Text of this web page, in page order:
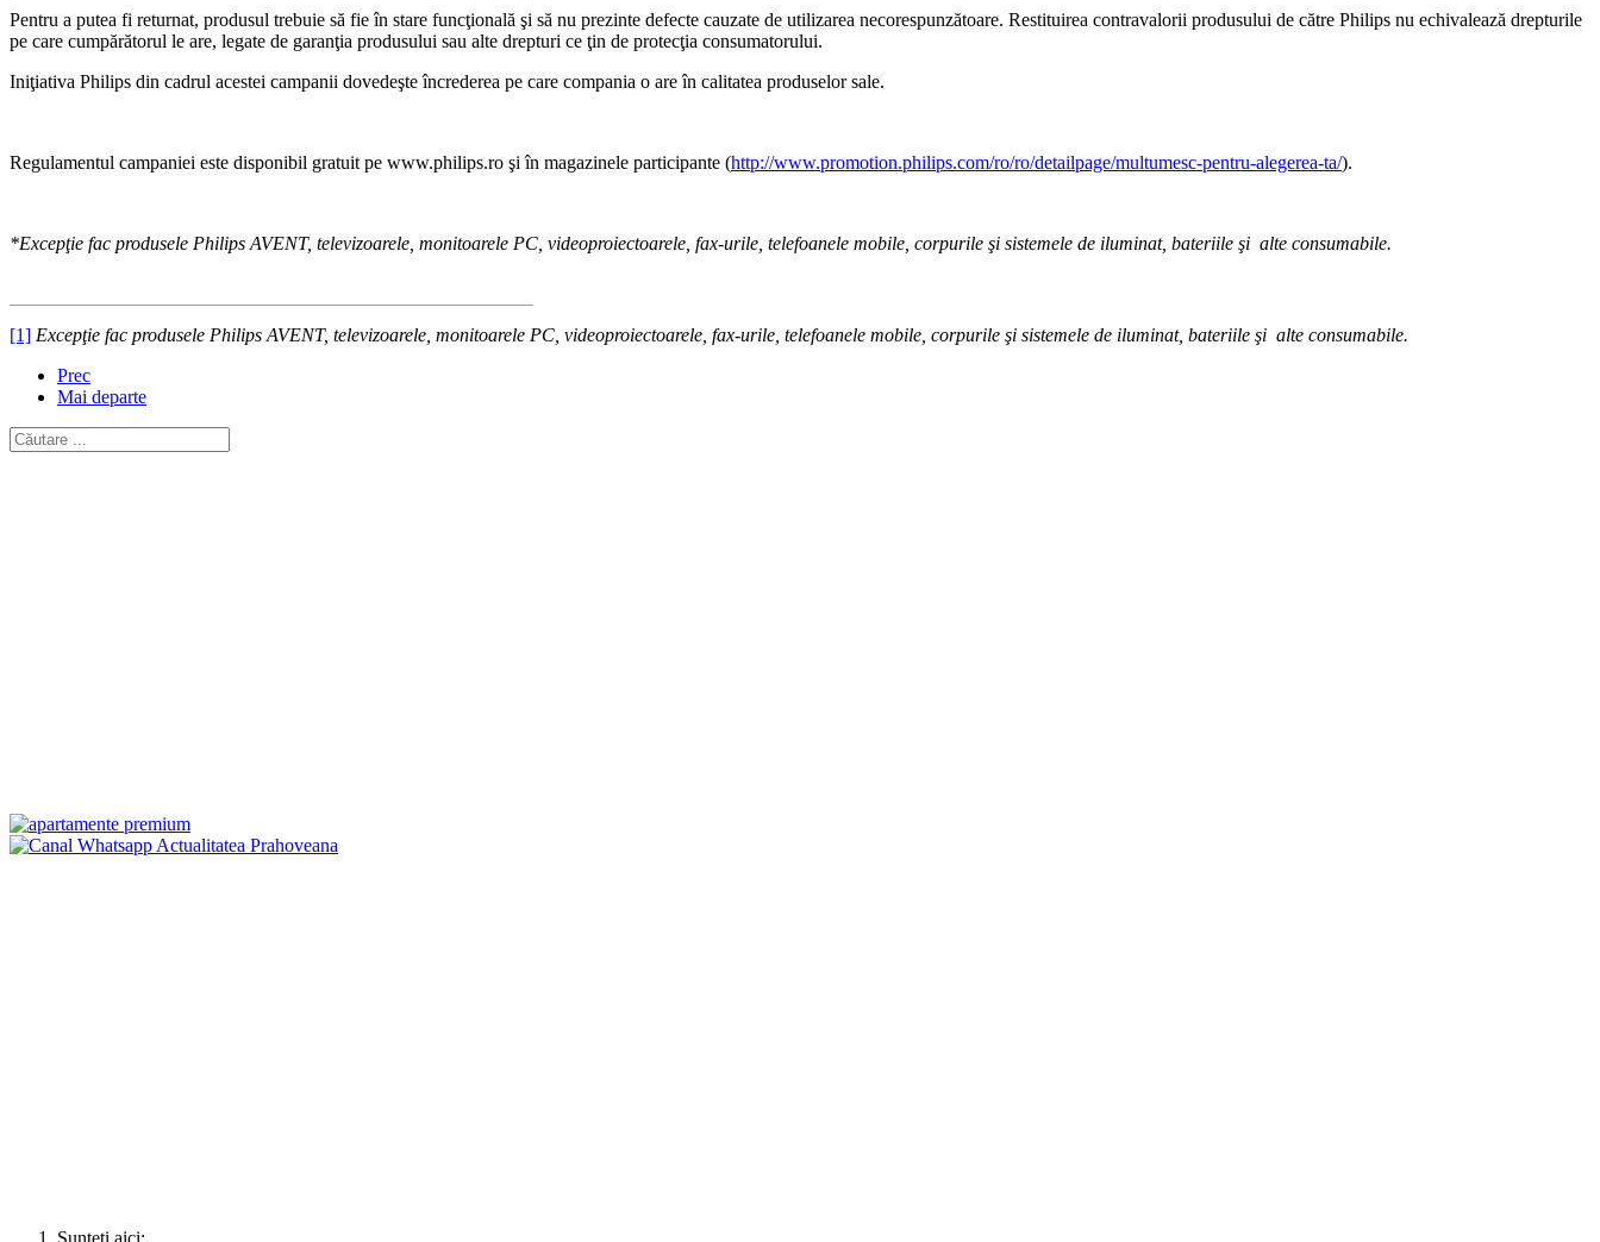
Pentru a putea fi returnat, produsul trebuie să fie în stare funcţională şi să nu prezinte defecte cauzate de utilizarea necorespunzătoare. Restituirea contravalorii produsului de către Philips nu echivalează drepturile
pe care cumpărătorul le are, legate de garanţia produsului sau alte drepturi ce ţin de protecţia consumatorului.
Iniţiativa Philips din cadrul acestei campanii dovedeşte încrederea pe care compania o are în calitatea produselor sale.
Regulamentul campaniei este disponibil gratuit pe www.philips.ro şi în magazinele participante (http://www.promotion.philips.com/ro/ro/detailpage/multumesc-pentru-alegerea-ta/).
*Excepţie fac produsele Philips AVENT, televizoarele, monitoarele PC, videoproiectoarele, fax-urile, telefoanele mobile, corpurile şi sistemele de iluminat, bateriile şi alte consumabile.
[1] Excepţie fac produsele Philips AVENT, televizoarele, monitoarele PC, videoproiectoarele, fax-urile, telefoanele mobile, corpurile şi sistemele de iluminat, bateriile şi alte consumabile.
Prec
Mai departe
Sunteți aici: